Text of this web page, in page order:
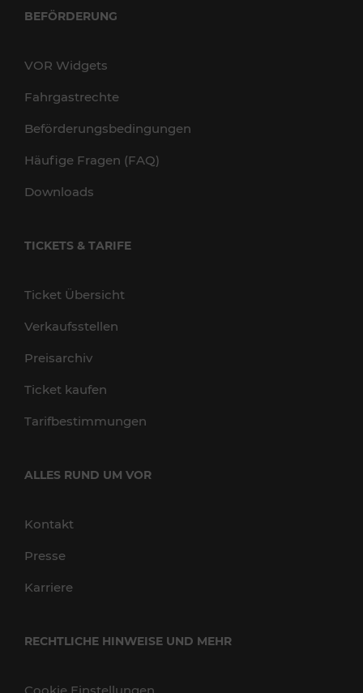
BEFÖRDERUNG
VOR Widgets
Fahrgastrechte
Beförderungsbedingungen
Häufige Fragen (FAQ)
Downloads
TICKETS & TARIFE
Ticket Übersicht
Verkaufsstellen
Preisarchiv
Ticket kaufen
Tarifbestimmungen
ALLES RUND UM VOR
Kontakt
Presse
Karriere
RECHTLICHE HINWEISE UND MEHR